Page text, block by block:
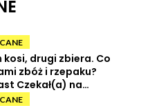
kosi, drugi zbiera. Co
zbóż i rzepaku?
Czekał(a) na
odc. 73